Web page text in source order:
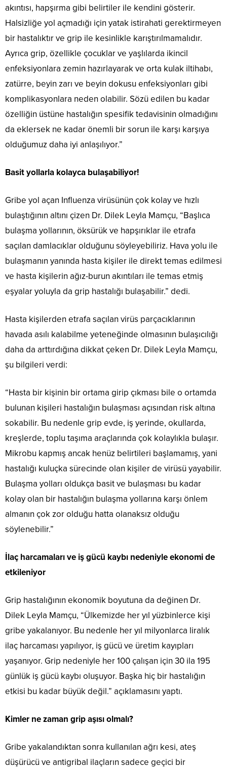
akıntısı, hapşırma gibi belirtiler ile kendini gösterir.
Halsizliğe yol açmadığı için yatak istirahati gerektirmeyen
bir hastalıktır ve grip ile kesinlikle karıştırılmamalıdır.
Ayrıca grip, özellikle çocuklar ve yaşlılarda ikincil
enfeksiyonlara zemin hazırlayarak ve orta kulak iltihabı,
zatürre, beyin zarı ve beyin dokusu enfeksiyonları gibi
komplikasyonlara neden olabilir. Sözü edilen bu kadar
özelliğin üstüne hastalığın spesifik tedavisinin olmadığını
da eklersek ne kadar önemli bir sorun ile karşı karşıya
olduğumuz daha iyi anlaşılıyor.”
Basit yollarla kolayca bulaşabiliyor!
Gribe yol açan Influenza virüsünün çok kolay ve hızlı
bulaştığının altını çizen Dr. Dilek Leyla Mamçu, “Başlıca
bulaşma yollarının, öksürük ve hapşırıklar ile etrafa
saçılan damlacıklar olduğunu söyleyebiliriz. Hava yolu ile
bulaşmanın yanında hasta kişiler ile direkt temas edilmesi
ve hasta kişilerin ağız-burun akıntıları ile temas etmiş
eşyalar yoluyla da grip hastalığı bulaşabilir.” dedi.
Hasta kişilerden etrafa saçılan virüs parçacıklarının
havada asılı kalabilme yeteneğinde olmasının bulaşıcılığı
daha da arttırdığına dikkat çeken Dr. Dilek Leyla Mamçu,
şu bilgileri verdi:
“Hasta bir kişinin bir ortama girip çıkması bile o ortamda
bulunan kişileri hastalığın bulaşması açısından risk altına
sokabilir. Bu nedenle grip evde, iş yerinde, okullarda,
kreşlerde, toplu taşıma araçlarında çok kolaylıkla bulaşır.
Mikrobu kapmış ancak henüz belirtileri başlamamış, yani
hastalığı kuluçka sürecinde olan kişiler de virüsü yayabilir.
Bulaşma yolları oldukça basit ve bulaşması bu kadar
kolay olan bir hastalığın bulaşma yollarına karşı önlem
almanın çok zor olduğu hatta olanaksız olduğu
söylenebilir.”
İlaç harcamaları ve iş gücü kaybı nedeniyle ekonomi de
etkileniyor
Grip hastalığının ekonomik boyutuna da değinen Dr.
Dilek Leyla Mamçu, “Ülkemizde her yıl yüzbinlerce kişi
gribe yakalanıyor. Bu nedenle her yıl milyonlarca liralık
ilaç harcaması yapılıyor, iş gücü ve üretim kayıpları
yaşanıyor. Grip nedeniyle her 100 çalışan için 30 ila 195
günlük iş gücü kaybı oluşuyor. Başka hiç bir hastalığın
etkisi bu kadar büyük değil.” açıklamasını yaptı.
Kimler ne zaman grip aşısı olmalı?
Gribe yakalandıktan sonra kullanılan ağrı kesi, ateş
düşürücü ve antigribal ilaçların sadece geçici bir